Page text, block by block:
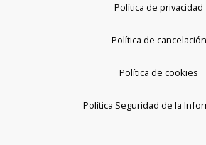
Política de privacidad
Política de cancelación
Política de cookies
Política Seguridad de la